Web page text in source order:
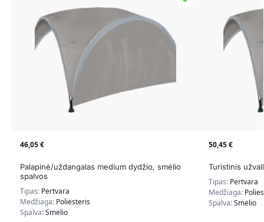
46,05€
Palapinė/uždangalas medium dydžio, smėlio
spalvos
Tipas: Pertvara
Medžiaga: Poliesteris
Spalva:Smėlio
50,45€
Turistinis
Tipas: Pertvara
Medžiaga:
Spalva:Smėlio